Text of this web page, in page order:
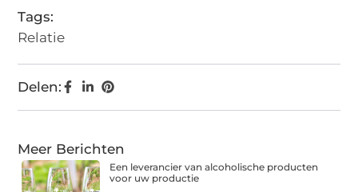
Tags:
Relatie
Delen:
Meer Berichten
Een leverancier van alcoholische producten
voor uw productie